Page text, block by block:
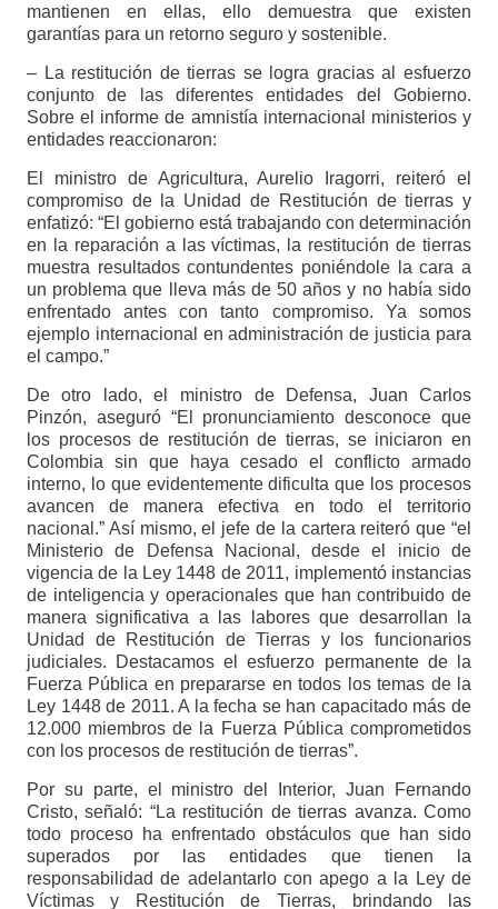
mantienen en ellas, ello demuestra que existen
garantías para un retorno seguro y sostenible.
– La restitución de tierras se logra gracias al esfuerzo
conjunto de las diferentes entidades del Gobierno.
Sobre el informe de amnistía internacional ministerios y
entidades reaccionaron:
El ministro de Agricultura, Aurelio Iragorri, reiteró el
compromiso de la Unidad de Restitución de tierras y
enfatizó: “El gobierno está trabajando con determinación
en la reparación a las víctimas, la restitución de tierras
muestra resultados contundentes poniéndole la cara a
un problema que lleva más de 50 años y no había sido
enfrentado antes con tanto compromiso. Ya somos
ejemplo internacional en administración de justicia para
el campo.”
De otro lado, el ministro de Defensa, Juan Carlos
Pinzón, aseguró “El pronunciamiento desconoce que
los procesos de restitución de tierras, se iniciaron en
Colombia sin que haya cesado el conflicto armado
interno, lo que evidentemente dificulta que los procesos
avancen de manera efectiva en todo el territorio
nacional.” Así mismo, el jefe de la cartera reiteró que “el
Ministerio de Defensa Nacional, desde el inicio de
vigencia de la Ley 1448 de 2011, implementó instancias
de inteligencia y operacionales que han contribuido de
manera significativa a las labores que desarrollan la
Unidad de Restitución de Tierras y los funcionarios
judiciales. Destacamos el esfuerzo permanente de la
Fuerza Pública en prepararse en todos los temas de la
Ley 1448 de 2011. A la fecha se han capacitado más de
12.000 miembros de la Fuerza Pública comprometidos
con los procesos de restitución de tierras”.
Por su parte, el ministro del Interior, Juan Fernando
Cristo, señaló: “La restitución de tierras avanza. Como
todo proceso ha enfrentado obstáculos que han sido
superados por las entidades que tienen la
responsabilidad de adelantarlo con apego a la Ley de
Víctimas y Restitución de Tierras, brindando las